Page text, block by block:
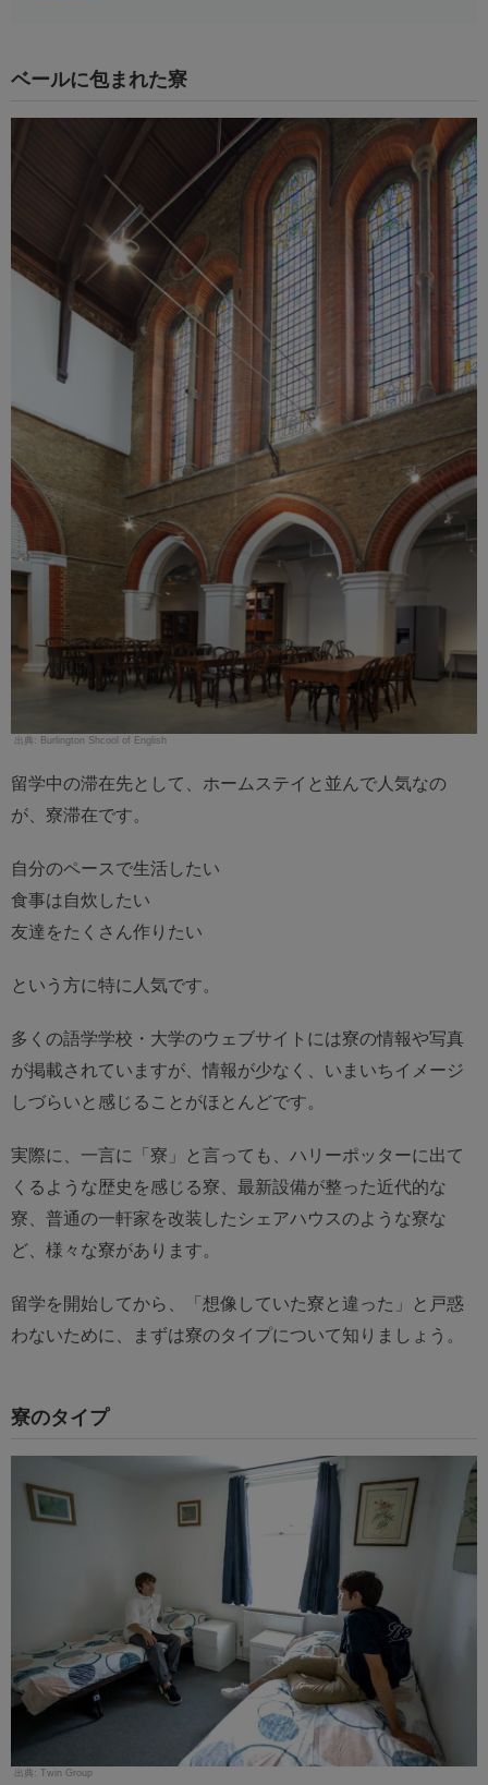
ベールに包まれた寮
Burlington Shcool of English
留学中の滞在先として、ホームステイと並んで人気なの
が、寮滞在です。
自分のペースで生活したい
食事は自炊したい
友達をたくさん作りたい
という方に特に人気です。
多くの語学学校・大学のウェブサイトには寮の情報や写真
が掲載されていますが、情報が少なく、いまいちイメージ
しづらいと感じることがほとんどです。
実際に、一言に「寮」と言っても、ハリーポッターに出て
くるような歴史を感じる寮、最新設備が整った近代的な
寮、普通の一軒家を改装したシェアハウスのような寮な
ど、様々な寮があります。
留学を開始してから、「想像していた寮と違った」と戸惑
わないために、まずは寮のタイプについて知りましょう。
寮のタイプ
Twin Group